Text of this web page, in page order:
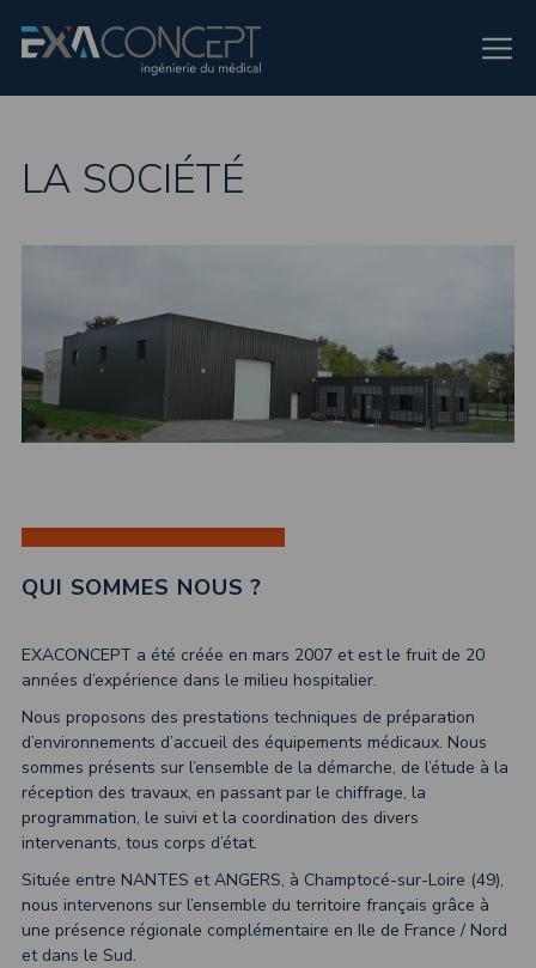
LA SOCIÉTÉ
QUI SOMMES NOUS ?
EXACONCEPT a été créée en mars 2007 et est le fruit de 20
années d’expérience dans le milieu hospitalier.
Nous proposons des prestations techniques de préparation
d’environnements d’accueil des équipements médicaux. Nous
sommes présents sur l’ensemble de la démarche, de l’étude à la
réception des travaux, en passant par le chiffrage, la
programmation, le suivi et la coordination des divers
intervenants, tous corps d’état.
Située entre NANTES et ANGERS, à Champtocé-sur-Loire (49),
nous intervenons sur l’ensemble du territoire français grâce à
une présence régionale complémentaire en Ile de France / Nord
et dans le Sud.